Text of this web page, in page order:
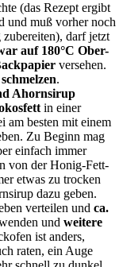
(das Rezept ergibt
und muß vorher noch
zubereiten), darf jetzt
auf 180°C Ober-
versehen.
schmelzen.
Ahornsirup
in einer
am besten mit einem
Zu Beginn mag
einfach immer
von der Honig-Fett-
etwas zu trocken
dazu geben.
verteilen und ca.
und weitere
ist anders,
raten, ein Auge